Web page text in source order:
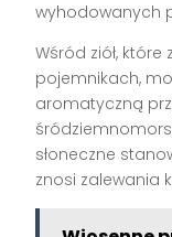
wyhodowanych
Wśród ziół,
pojemnikach,
aromatyczną
słoneczne
znosi zalewania